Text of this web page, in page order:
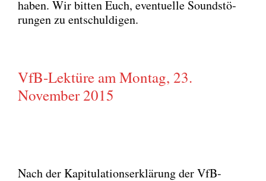
haben. Wir bit­ten Euch, even­tu­el­le Sound­stö­
run­gen zu ent­schul­di­gen.
VfB-Lektüre am Montag, 23.
November 2015
Nach der Kapi­tu­la­ti­ons­er­klä­rung der VfB-